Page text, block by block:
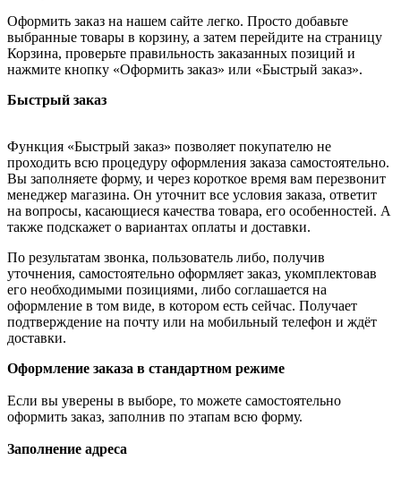
Оформить заказ на нашем сайте легко. Просто добавьте
выбранные товары в корзину, а затем перейдите на страницу
Корзина, проверьте правильность заказанных позиций и
нажмите кнопку «Оформить заказ» или «Быстрый заказ».
Быстрый заказ
Функция «Быстрый заказ» позволяет покупателю не
проходить всю процедуру оформления заказа самостоятельно.
Вы заполняете форму, и через короткое время вам перезвонит
менеджер магазина. Он уточнит все условия заказа, ответит
на вопросы, касающиеся качества товара, его особенностей. А
также подскажет о вариантах оплаты и доставки.
По результатам звонка, пользователь либо, получив
уточнения, самостоятельно оформляет заказ, укомплектовав
его необходимыми позициями, либо соглашается на
оформление в том виде, в котором есть сейчас. Получает
подтверждение на почту или на мобильный телефон и ждёт
доставки.
Оформление заказа в стандартном режиме
Если вы уверены в выборе, то можете самостоятельно
оформить заказ, заполнив по этапам всю форму.
Заполнение адреса